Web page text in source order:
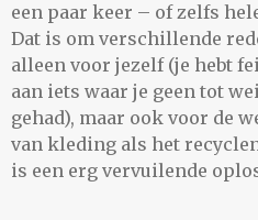
een paar keer – of zelfs
Dat is om verschillende
alleen voor jezelf (je hebt
aan iets waar je geen tot
gehad), maar ook voor de
van kleding als het
is een erg vervuilende